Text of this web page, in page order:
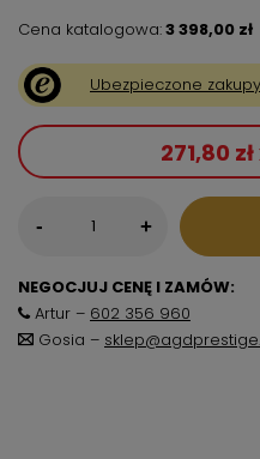
Cena katalogowa:3 398,00 zł
Ubezpieczone
271,80
- +
NEGOCJUJ CENĘ I ZAMÓW:
Artur – 602 356 960
Gosia –